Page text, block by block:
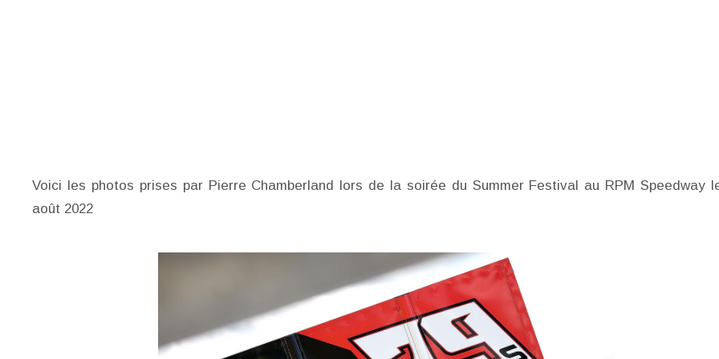
Voici les photos prises par Pierre Chamberland lors de la soirée du Summer Festival au RPM Speedway
août 2022